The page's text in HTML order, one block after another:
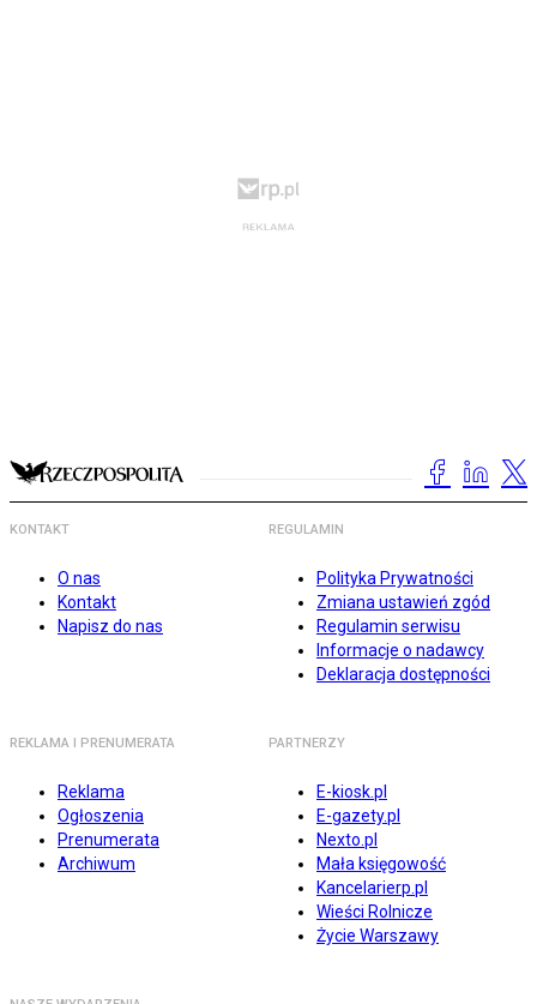
KONTAKT
O nas
Kontakt
Napisz do nas
REGULAMIN
Polityka Prywatności
Zmiana ustawień zgód
Regulamin serwisu
Informacje o nadawcy
Deklaracja dostępności
REKLAMA I PRENUMERATA
Reklama
Ogłoszenia
Prenumerata
Archiwum
PARTNERZY
E-kiosk.pl
E-gazety.pl
Nexto.pl
Mała księgowość
Kancelarierp.pl
Wieści Rolnicze
Życie Warszawy